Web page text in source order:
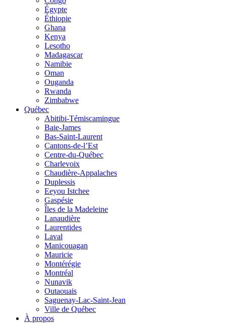
Égypte
Éthiopie
Ghana
Kenya
Lesotho
Madagascar
Namibie
Oman
Ouganda
Rwanda
Zimbabwe
Québec
Abitibi-Témiscamingue
Baie-James
Bas-Saint-Laurent
Cantons-de-l’Est
Centre-du-Québec
Charlevoix
Chaudière-Appalaches
Duplessis
Eeyou Istchee
Gaspésie
Îles de la Madeleine
Lanaudière
Laurentides
Laval
Manicouagan
Mauricie
Montérégie
Montréal
Nunavik
Outaouais
Saguenay-Lac-Saint-Jean
Ville de Québec
À propos